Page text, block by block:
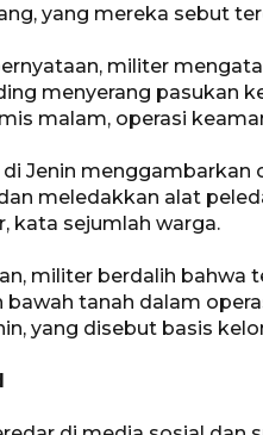
yang mereka sebut
militer
menyerang pasukan
malam, operasi
di Jenin
meledakkan alat
kata sejumlah warga.
militer berdalih
tanah dalam
yang disebut basis